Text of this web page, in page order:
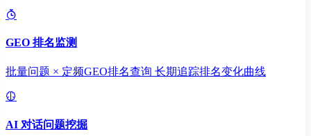
GEO 排名监测
批量问题 × 定频GEO排名查询 长期追踪排名变化曲线
AI 对话问题挖掘